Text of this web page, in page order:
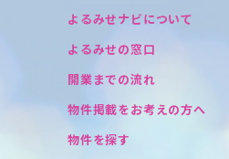
よるみせナビについて
よるみせの窓口
開業までの流れ
物件掲載をお考えの方へ
物件を探す